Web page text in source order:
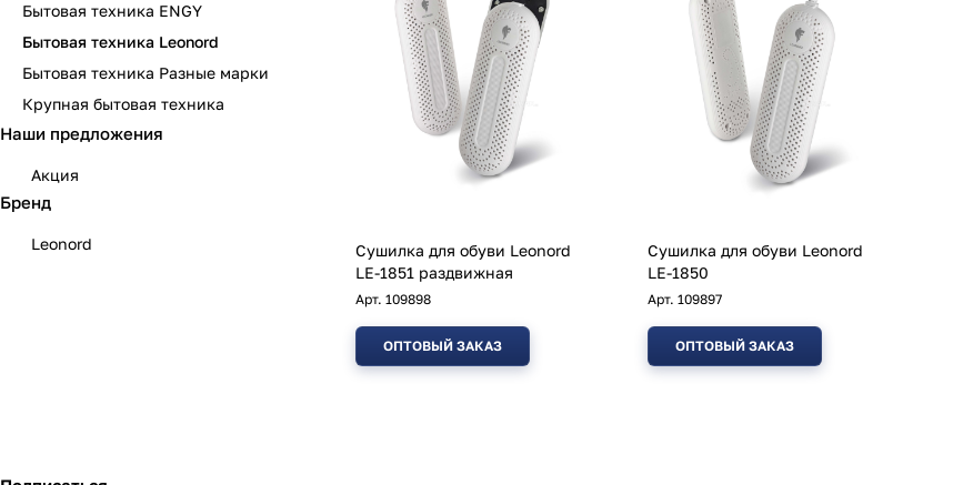
Сушилка для обуви Leonord
LE-1851 раздвижная
Арт. 109898
ОПТОВЫЙ ЗАКАЗ
Сушилка для обуви Leonord
LE-1850
Арт. 109897
ОПТОВЫЙ ЗАКАЗ
Бытовая техника ENGY
Бытовая техника Leonord
Бытовая техника Разные марки
Крупная бытовая техника
Наши предложения
Акция
Бренд
Leonord